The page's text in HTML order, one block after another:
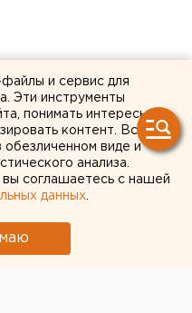
Сергей Беляев
мэрии
и сервис для
Эти инструменты
понимать интересы
контент. Вся
виде и
анализа.
вы соглашаетесь с нашей
данных